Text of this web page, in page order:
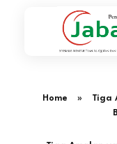
Home »
Tiga